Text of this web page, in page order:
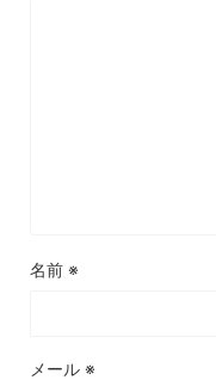
名前 ※
メール ※